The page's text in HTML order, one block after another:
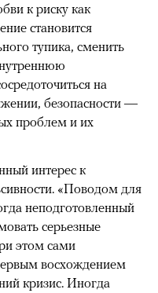
к риску как
становится
тупика, сменить
на
безопасности —
проблем и их
интерес к
«Поводом для
неподготовленный
серьезные
этом сами
восхождением
кризис. Иногда